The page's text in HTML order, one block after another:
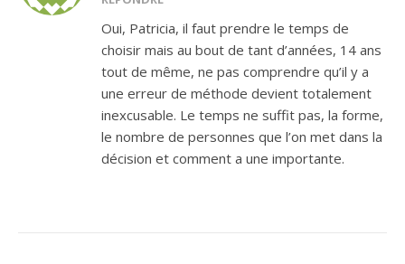
Oui, Patricia, il faut prendre le temps de
choisir mais au bout de tant d’années, 14 ans
tout de même, ne pas comprendre qu’il y a
une erreur de méthode devient totalement
inexcusable. Le temps ne suffit pas, la forme,
le nombre de personnes que l’on met dans la
décision et comment a une importante.